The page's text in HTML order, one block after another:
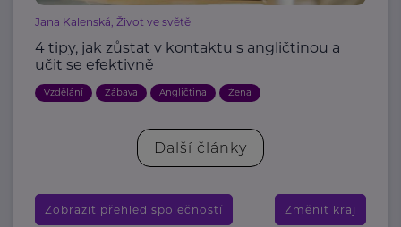
Jana Kalenská, Život ve světě
4 tipy, jak zůstat v kontaktu s angličtinou a
učit se efektivně
Vzdělání Zábava Angličtina Žena
Další články
Zobrazit přehled společností Změnit kraj